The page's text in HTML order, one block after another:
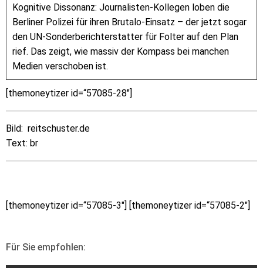
Kognitive Dissonanz: Journalisten-Kollegen loben die
Berliner Polizei für ihren Brutalo-Einsatz – der jetzt sogar
den UN-Sonderberichterstatter für Folter auf den Plan
rief. Das zeigt, wie massiv der Kompass bei manchen
Medien verschoben ist.
[themoneytizer id=“57085-28″]
Bild: reitschuster.de
Text: br
[themoneytizer id=“57085-3″] [themoneytizer id=“57085-2″]
Für Sie empfohlen: